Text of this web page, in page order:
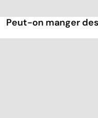
Peut-on manger